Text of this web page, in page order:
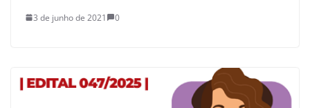
3 de junho de 2021 0